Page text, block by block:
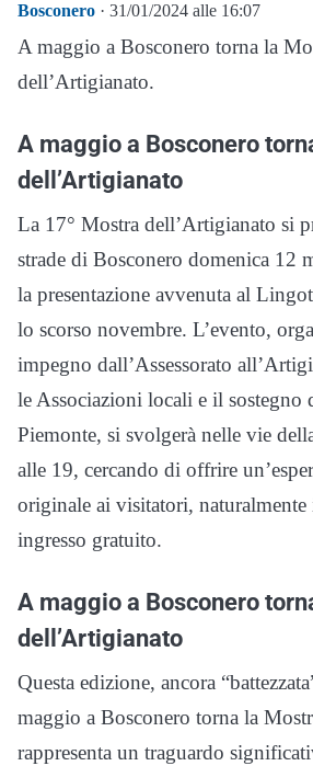
Bosconero · 31/01/2024 alle 16:07
A maggio a Bosconero torna la
dell’Artigianato.
A maggio a Bosconero
dell’Artigianato
La 17° Mostra dell’Artigianato si
strade di Bosconero domenica 12
la presentazione avvenuta al
lo scorso novembre. L’evento,
impegno dall’Assessorato
le Associazioni locali e il sostegno
Piemonte, si svolgerà nelle vie
alle 19, cercando di offrire
originale ai visitatori,
ingresso gratuito.
A maggio a Bosconero
dell’Artigianato
Questa edizione, ancora
maggio a Bosconero torna la
rappresenta un traguardo